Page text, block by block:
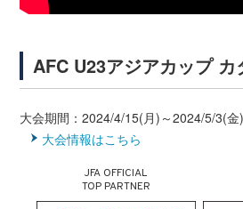
AFC U23アジアカップ カ
大会期間：2024/4/15(月)～2024/5/3(金)
大会情報はこちら
JFA OFFICIAL
TOP PARTNER